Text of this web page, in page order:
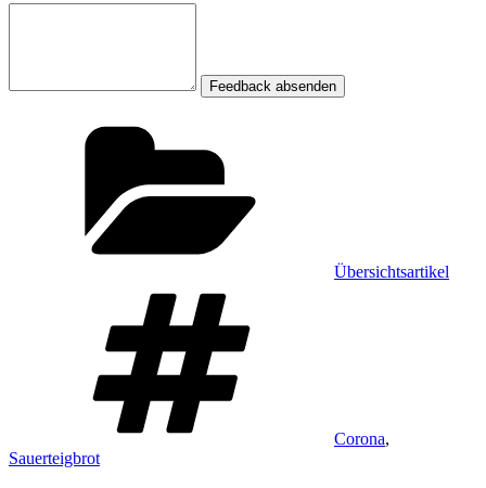
Feedback absenden
Übersichtsartikel
Corona,
Sauerteigbrot